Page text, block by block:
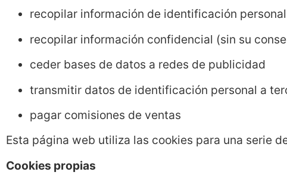
recopilar información de identificación
recopilar información confidencial (sin su
ceder bases de datos a redes de publicidad
transmitir datos de identificación personal a
pagar comisiones de ventas
Esta página web utiliza las cookies para una serie
Cookies propias